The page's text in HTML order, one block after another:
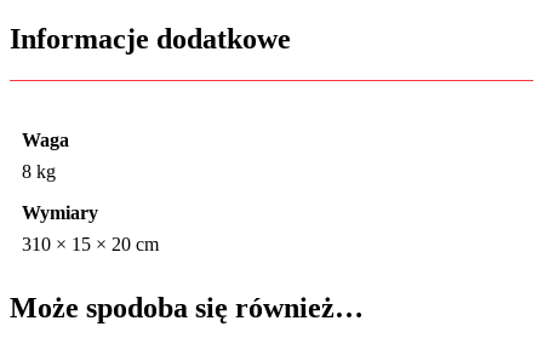
Informacje dodatkowe
Waga
8 kg
Wymiary
310 × 15 × 20 cm
Może spodoba się również…